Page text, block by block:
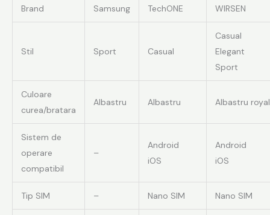
Brand Samsung TechONE WIRSEN
Stil Sport Casual
Casual
Elegant
Sport
Culoare
curea/bratara
Albastru Albastru Albastru royal
Sistem de
operare
compatibil
–
Android
iOS
Android
iOS
Tip SIM – Nano SIM Nano SIM